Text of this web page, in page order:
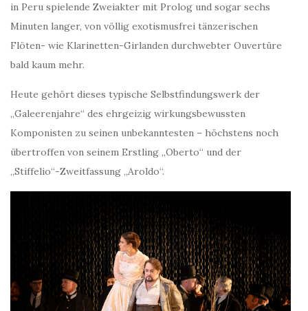
in Peru spielende Zweiakter mit Prolog und sogar sechs
Minuten langer, von völlig exotismusfrei tänzerischen
Flöten- wie Klarinetten-Girlanden durchwebter Ouvertüre
bald kaum mehr.
Heute gehört dieses typische Selbstfindungswerk der
„Galeerenjahre“ des ehrgeizig wirkungsbewussten
Komponisten zu seinen unbekanntesten – höchstens noch
übertroffen von seinem Erstling „Oberto“ und der
„Stiffelio“-Zweitfassung „Aroldo“.